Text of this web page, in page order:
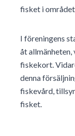
fisket i
I föreningens
åt
fiskekort.
denna
fiskevård,
fisket.